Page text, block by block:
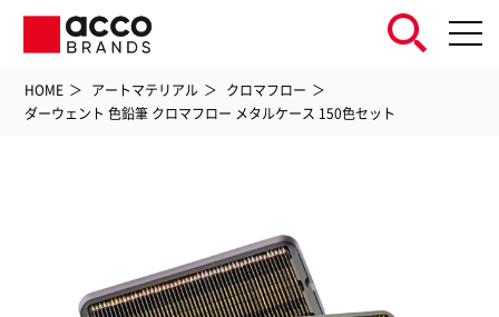
HOME アートマテリアル
クロマフロー
ダーウェント 色鉛筆 クロマフロー メタルケース 150色セット